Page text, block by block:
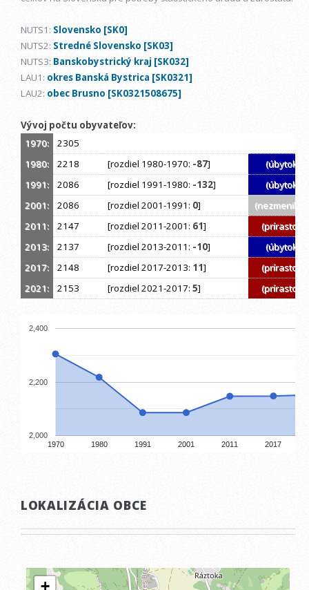
NUTS1: Slovensko [SK0]
NUTS2: Stredné Slovensko [SK03]
NUTS3: Banskobystrický kraj [SK032]
LAU1: okres Banská Bystrica [SK0321]
LAU2: obec Brusno [SK0321508675]
Vývoj počtu obyvateľov:
1970:
2305
1980:
2218 [rozdiel 1980-1970: -87]
(úbytok)
1991:
2086 [rozdiel 1991-1980: -132]
(úbytok)
2001:
2086 [rozdiel 2001-1991: 0]
(nezmenil
2011:
2147 [rozdiel 2011-2001: 61]
(prírastok)
2013:
2137 [rozdiel 2013-2011: -10]
(úbytok)
2017:
2148 [rozdiel 2017-2013: 11]
(prírastok)
2021:
2153 [rozdiel 2021-2017: 5] (prírastok)
1970 1980 1991 2001 2011 2017
2,000
2,200
2,400
LOKALIZÁCIA OBCE